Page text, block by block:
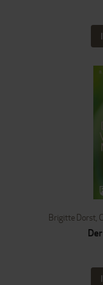
Brigitte Dorst,